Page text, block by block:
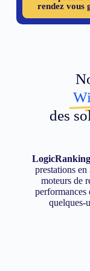
rendez vous
des
LogicRanking
prestations en
moteurs de
performances
quelques-